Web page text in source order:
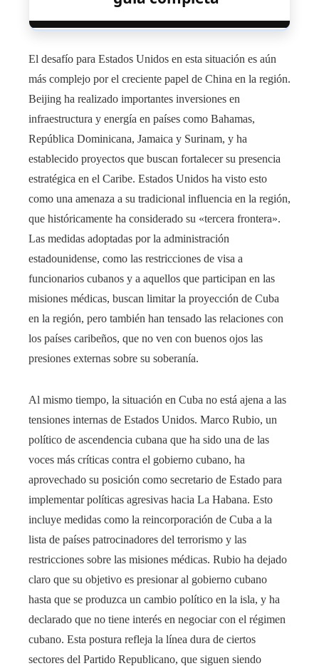
El desafío para Estados Unidos en esta situación es aún
más complejo por el creciente papel de China en la región.
Beijing ha realizado importantes inversiones en
infraestructura y energía en países como Bahamas,
República Dominicana, Jamaica y Surinam, y ha
establecido proyectos que buscan fortalecer su presencia
estratégica en el Caribe. Estados Unidos ha visto esto
como una amenaza a su tradicional influencia en la región,
que históricamente ha considerado su «tercera frontera».
Las medidas adoptadas por la administración
estadounidense, como las restricciones de visa a
funcionarios cubanos y a aquellos que participan en las
misiones médicas, buscan limitar la proyección de Cuba
en la región, pero también han tensado las relaciones con
los países caribeños, que no ven con buenos ojos las
presiones externas sobre su soberanía.
Al mismo tiempo, la situación en Cuba no está ajena a las
tensiones internas de Estados Unidos. Marco Rubio, un
político de ascendencia cubana que ha sido una de las
voces más críticas contra el gobierno cubano, ha
aprovechado su posición como secretario de Estado para
implementar políticas agresivas hacia La Habana. Esto
incluye medidas como la reincorporación de Cuba a la
lista de países patrocinadores del terrorismo y las
restricciones sobre las misiones médicas. Rubio ha dejado
claro que su objetivo es presionar al gobierno cubano
hasta que se produzca un cambio político en la isla, y ha
declarado que no tiene interés en negociar con el régimen
cubano. Esta postura refleja la línea dura de ciertos
sectores del Partido Republicano, que siguen siendo